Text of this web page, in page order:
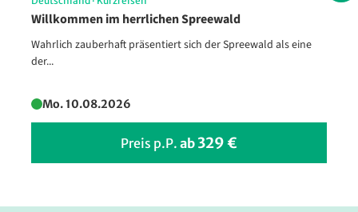
Willkommen im herrlichen Spreewald
Wahrlich zauberhaft präsentiert sich der Spreewald als eine
der...
Mo. 10.08.2026
Preis p.P. ab 329 €